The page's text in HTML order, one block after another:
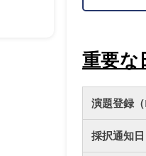
重要な
演題登録
採択通知